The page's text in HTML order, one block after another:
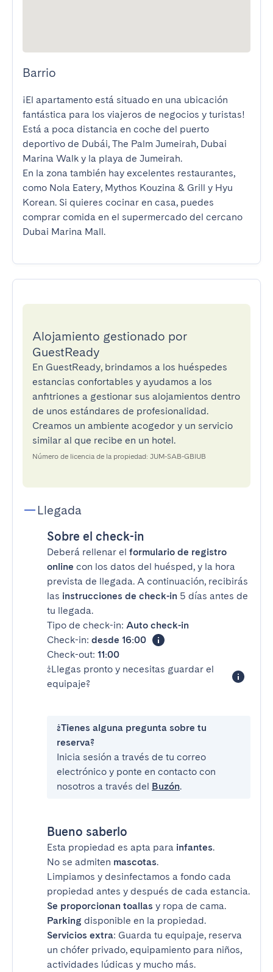
Barrio
¡El apartamento está situado en una ubicación
fantástica para los viajeros de negocios y turistas!
Está a poca distancia en coche del puerto
deportivo de Dubái, The Palm Jumeirah, Dubai
Marina Walk y la playa de Jumeirah.
En la zona también hay excelentes restaurantes,
como Nola Eatery, Mythos Kouzina & Grill y Hyu
Korean. Si quieres cocinar en casa, puedes
comprar comida en el supermercado del cercano
Dubai Marina Mall.
Alojamiento gestionado por
GuestReady
En GuestReady, brindamos a los huéspedes
estancias confortables y ayudamos a los
anfitriones a gestionar sus alojamientos dentro
de unos estándares de profesionalidad.
Creamos un ambiente acogedor y un servicio
similar al que recibe en un hotel.
Número de licencia de la propiedad: JUM-SAB-GBIUB
Llegada
Sobre el check-in
Deberá rellenar el formulario de registro
online con los datos del huésped, y la hora
prevista de llegada. A continuación, recibirás
las instrucciones de check-in 5 días antes de
tu llegada.
Tipo de check-in: Auto check-in
Check-in: desde 16:00
Check-out: 11:00
¿Llegas pronto y necesitas guardar el
equipaje?
¿Tienes alguna pregunta sobre tu
reserva?
Inicia sesión a través de tu correo
electrónico y ponte en contacto con
nosotros a través del Buzón.
Bueno saberlo
Esta propiedad es apta para infantes.
No se admiten mascotas.
Limpiamos y desinfectamos a fondo cada
propiedad antes y después de cada estancia.
Se proporcionan toallas y ropa de cama.
Parking disponible en la propiedad.
Servicios extra: Guarda tu equipaje, reserva
un chófer privado, equipamiento para niños,
actividades lúdicas y mucho más.